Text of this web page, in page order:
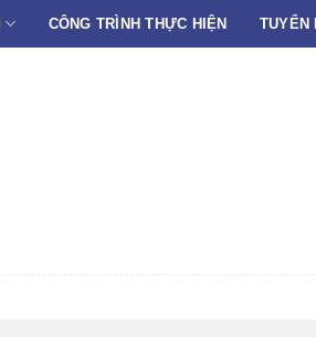
CÔNG TRÌNH THỰC HIỆN TUYỂN